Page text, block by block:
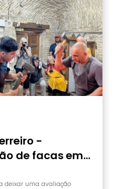
-
de facas em
deixar uma avaliação